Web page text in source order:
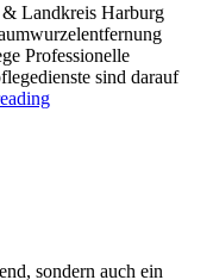
Landkreis Harburg
Professionelle
sind darauf
sondern auch ein